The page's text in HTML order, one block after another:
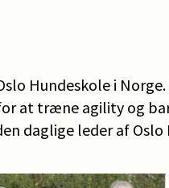
Hundeskole i
at træne agility og
daglige leder af Oslo